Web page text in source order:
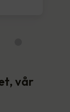
vår